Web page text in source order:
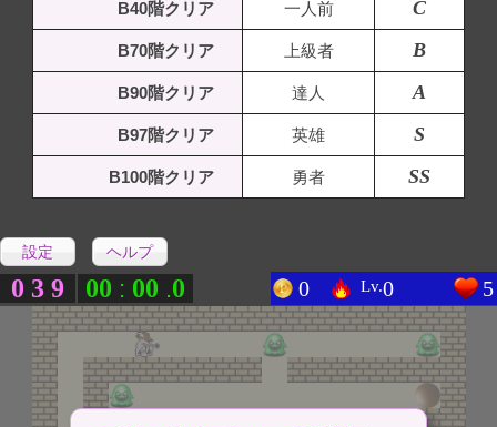
B40階クリア 一人前 C
B70階クリア 上級者 B
B90階クリア 達人 A
B97階クリア 英雄 S
B100階クリア 勇者 SS
設定 ヘルプ
0 3 9 00 : 00 .0 0 Lv.0 5